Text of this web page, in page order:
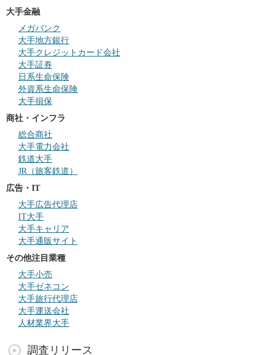
大手金融
メガバンク
大手地方銀行
大手クレジットカード会社
大手証券
日系生命保険
外資系生命保険
大手損保
商社・インフラ
総合商社
大手電力会社
鉄道大手
JR（旅客鉄道）
広告・IT
大手広告代理店
IT大手
大手キャリア
大手通販サイト
その他注目業種
大手小売
大手ゼネコン
大手旅行代理店
大手運送会社
人材業界大手
調査リリース